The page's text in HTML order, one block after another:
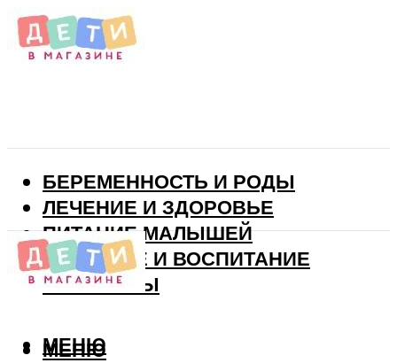
БЕРЕМЕННОСТЬ И РОДЫ
ЛЕЧЕНИЕ И ЗДОРОВЬЕ
ПИТАНИЕ МАЛЫШЕЙ
РАЗВИТИЕ И ВОСПИТАНИЕ
ВИТАМИНЫ
МЕНЮ
МЕНЮ